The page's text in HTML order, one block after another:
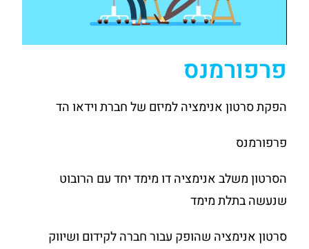
פרפורמנס
הפקת סרטון אנימציה למיזם של חברת וידאו הד
פרפורמנס
הסרטון משלב אנימציה דו מימד יחד עם הרובוט
שנעשה בתלת מימד
סרטון אנימציה שהופק עבור חברה לקידום ושיווק